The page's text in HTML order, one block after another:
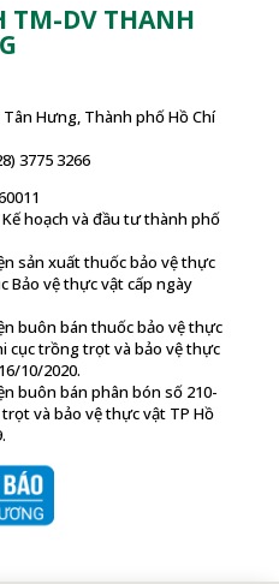
TM-DV THANH
Hưng, Thành phố Hồ Chí
3775 3266
hoạch và đầu tư thành phố
sản xuất thuốc bảo vệ thực
Bảo vệ thực vật cấp ngày
buôn bán thuốc bảo vệ thực
cục trồng trọt và bảo vệ thực
10/2020.
buôn bán phân bón số 210-
trọt và bảo vệ thực vật TP Hồ